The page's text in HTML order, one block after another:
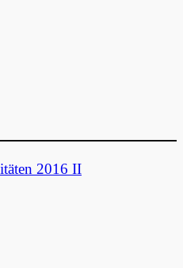
2016 II